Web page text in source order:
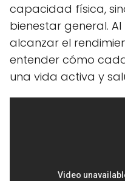
capacidad física,
bienestar general.
alcanzar el
entender cómo
una vida activa y